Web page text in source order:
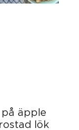
äpple
lök